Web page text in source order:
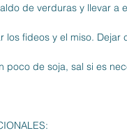
de verduras y llevar a
los fideos y el miso.
poco de soja, sal si es